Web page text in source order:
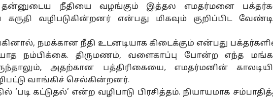
தன்னுடைய நீதியை வழங்கும் இத்தல எமதர்மனை
கருதி வழிபடுகின்றனர் என்பது மிகவும் குறிப்பிட
நமக்கான நீதி உடனடியாக கிடைக்கும் என்பது
நம்பிக்கை. திருமணம், வளைகாப்பு போன்ற எந்த
அதற்கான பத்திரிகையை, எமதர்மனின்
வாங்கிச் செல்கின்றனர்.
கட்டுதல்’ என்ற வழிபாடு பிரசித்தம். நியாயமாக
அமைச்சருடன்
தவெகவிற்கு பல்டி
அடித்த வைகோ-
நடந்தது என்ன.?
போட்டுடைத்த MLA-
க்கள்
ஒரே நாளில்
திருத்தம்... விரல்
ரேகை பதிவு
செய்ய சூப்பர்
சான்ஸ்.! தமிழக
அரசு தேதி
அறிவிப்பு
12
இன்று
எச்சரிக்கை..! 4
மாவட்டங்களில்
கனமழை - தமிழக
அறிக்கை
ஆட்டோ தமிழ்நாடு தமிழ்நாடு